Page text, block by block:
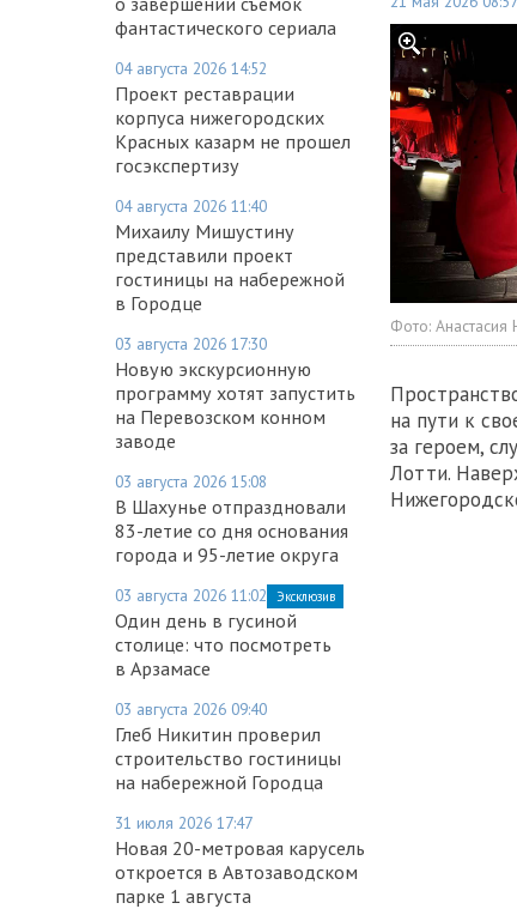
фантастического сериала
04 августа 2026 14:52
Проект реставрации
корпуса нижегородских
Красных казарм не прошел
госэкспертизу
04 августа 2026 11:40
Михаилу Мишустину
представили проект
гостиницы на набережной
в Городце
03 августа 2026 17:30
Новую экскурсионную
программу хотят запустить
на Перевозском конном
заводе
03 августа 2026 15:08
В Шахунье отпраздновали
83-летие со дня основания
города и 95-летие округа
03 августа 2026 11:02 Эксклюзив
Один день в гусиной
столице: что посмотреть
в Арзамасе
03 августа 2026 09:40
Глеб Никитин проверил
строительство гостиницы
на набережной Городца
31 июля 2026 17:47
Новая 20-метровая карусель
откроется в Автозаводском
парке 1 августа
Фото: Анастасия
на пути к
за героем,
Лотти.